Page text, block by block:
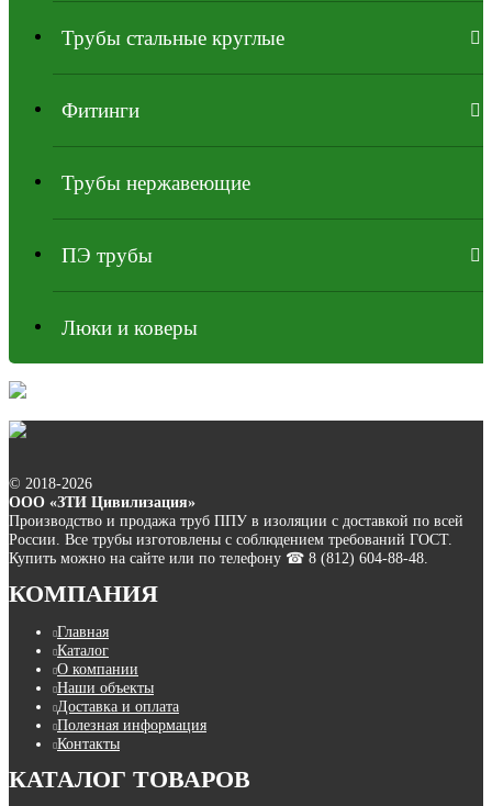
Трубы стальные круглые
Фитинги
Трубы нержавеющие
ПЭ трубы
Люки и коверы
© 2018-2026
ООО «ЗТИ Цивилизация»
Производство и продажа труб ППУ в изоляции с доставкой по всей
России. Все трубы изготовлены с соблюдением требований ГОСТ.
Купить можно на сайте или по телефону ☎ 8 (812) 604-88-48.
КОМПАНИЯ
Главная
Каталог
О компании
Наши объекты
Доставка и оплата
Полезная информация
Контакты
КАТАЛОГ ТОВАРОВ